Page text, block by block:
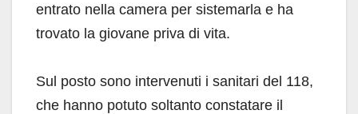
entrato nella camera per sistemarla e ha
trovato la giovane priva di vita.
Sul posto sono intervenuti i sanitari del 118,
che hanno potuto soltanto constatare il